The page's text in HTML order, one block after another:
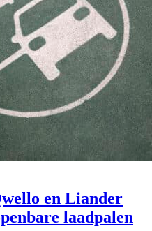
en Liander
laadpalen